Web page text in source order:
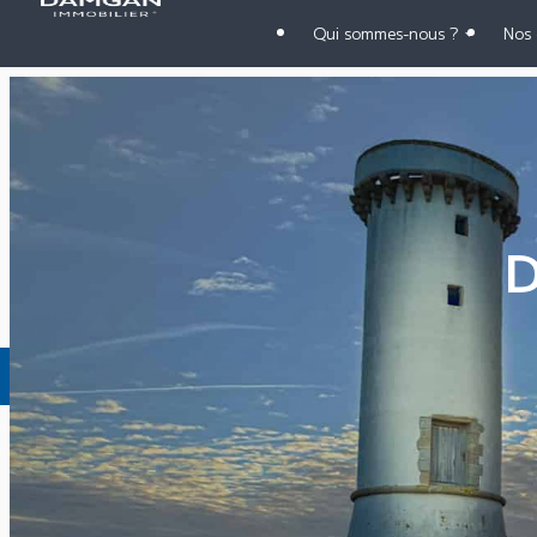
Qui sommes-nous ?
Panneau de gestion des cookies